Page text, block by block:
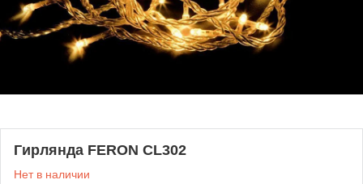
Гирлянда FERON CL302
Нет в наличии